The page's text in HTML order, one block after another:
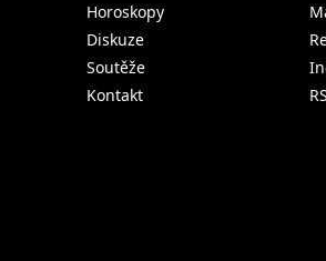
Horoskopy
Diskuze
Soutěže
Kontakt